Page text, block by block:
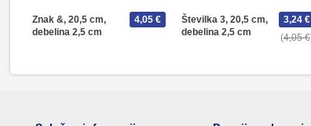
Znak &, 20,5 cm,
debelina 2,5 cm
4,05 €
Številka 3, 20,5 cm,
debelina 2,5 cm
4,05 €
3,24 €